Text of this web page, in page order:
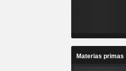
Materias primas